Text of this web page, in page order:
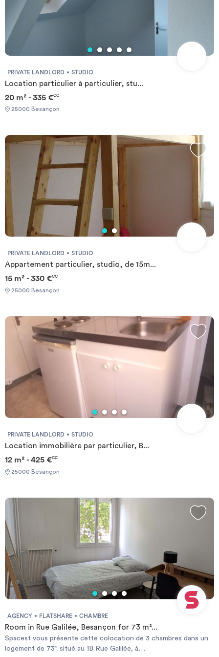
PRIVATE LANDLORD STUDIO
Location particulier à particulier, stu...
20 m² - 335 €CC
25000 Besançon
PRIVATE LANDLORD STUDIO
Appartement particulier, studio, de 15m...
15 m² - 330 €CC
25000 Besançon
PRIVATE LANDLORD STUDIO
Location immobilière par particulier, B...
12 m² - 425 €CC
25000 Besançon
AGENCY FLATSHARE CHAMBRE
Room in Rue Galilée, Besançon for 73 m²...
Spacest vous présente cette colocation de 3 chambres dans un
logement de 73² situé au 1B Rue Galilée, à